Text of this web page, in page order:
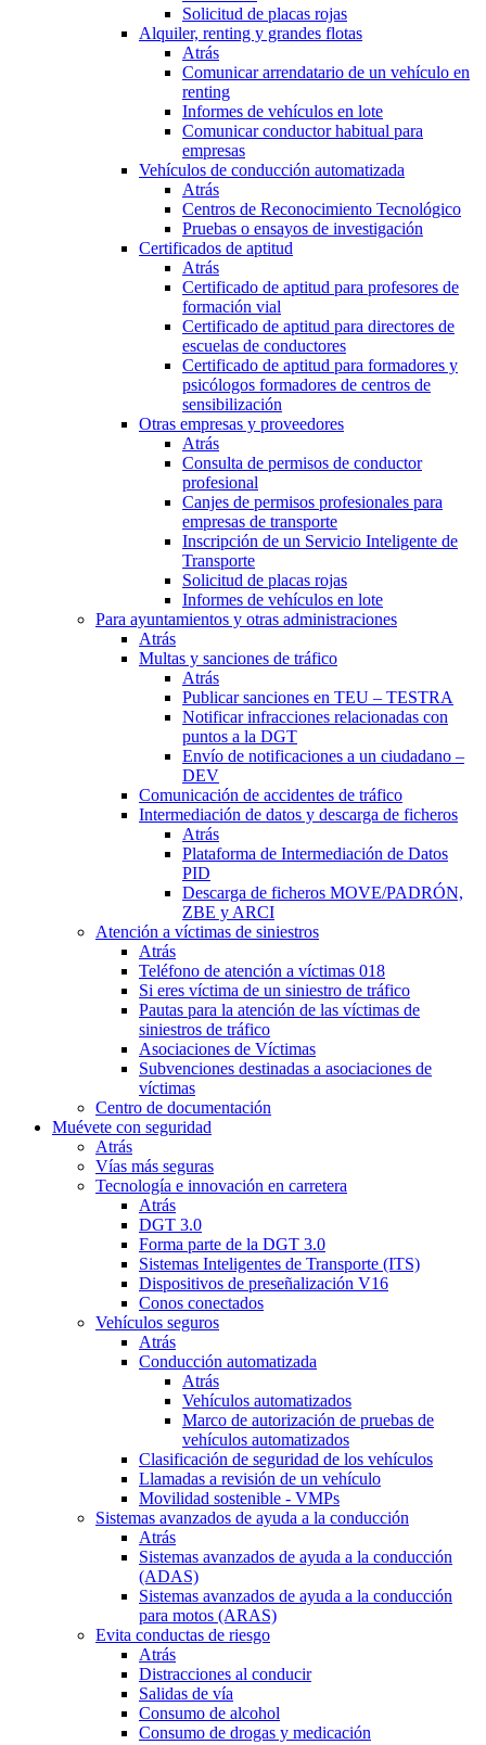
Solicitud de placas rojas
Alquiler, renting y grandes flotas
Atrás
Comunicar arrendatario de un vehículo en
renting
Informes de vehículos en lote
Comunicar conductor habitual para
empresas
Vehículos de conducción automatizada
Atrás
Centros de Reconocimiento Tecnológico
Pruebas o ensayos de investigación
Certificados de aptitud
Atrás
Certificado de aptitud para profesores de
formación vial
Certificado de aptitud para directores de
escuelas de conductores
Certificado de aptitud para formadores y
psicólogos formadores de centros de
sensibilización
Otras empresas y proveedores
Atrás
Consulta de permisos de conductor
profesional
Canjes de permisos profesionales para
empresas de transporte
Inscripción de un Servicio Inteligente de
Transporte
Solicitud de placas rojas
Informes de vehículos en lote
Para ayuntamientos y otras administraciones
Atrás
Multas y sanciones de tráfico
Atrás
Publicar sanciones en TEU – TESTRA
Notificar infracciones relacionadas con
puntos a la DGT
Envío de notificaciones a un ciudadano –
DEV
Comunicación de accidentes de tráfico
Intermediación de datos y descarga de ficheros
Atrás
Plataforma de Intermediación de Datos
PID
Descarga de ficheros MOVE/PADRÓN,
ZBE y ARCI
Atención a víctimas de siniestros
Atrás
Teléfono de atención a víctimas 018
Si eres víctima de un siniestro de tráfico
Pautas para la atención de las víctimas de
siniestros de tráfico
Asociaciones de Víctimas
Subvenciones destinadas a asociaciones de
víctimas
Centro de documentación
Muévete con seguridad
Atrás
Vías más seguras
Tecnología e innovación en carretera
Atrás
DGT 3.0
Forma parte de la DGT 3.0
Sistemas Inteligentes de Transporte (ITS)
Dispositivos de preseñalización V16
Conos conectados
Vehículos seguros
Atrás
Conducción automatizada
Atrás
Vehículos automatizados
Marco de autorización de pruebas de
vehículos automatizados
Clasificación de seguridad de los vehículos
Llamadas a revisión de un vehículo
Movilidad sostenible - VMPs
Sistemas avanzados de ayuda a la conducción
Atrás
Sistemas avanzados de ayuda a la conducción
(ADAS)
Sistemas avanzados de ayuda a la conducción
para motos (ARAS)
Evita conductas de riesgo
Atrás
Distracciones al conducir
Salidas de vía
Consumo de alcohol
Consumo de drogas y medicación